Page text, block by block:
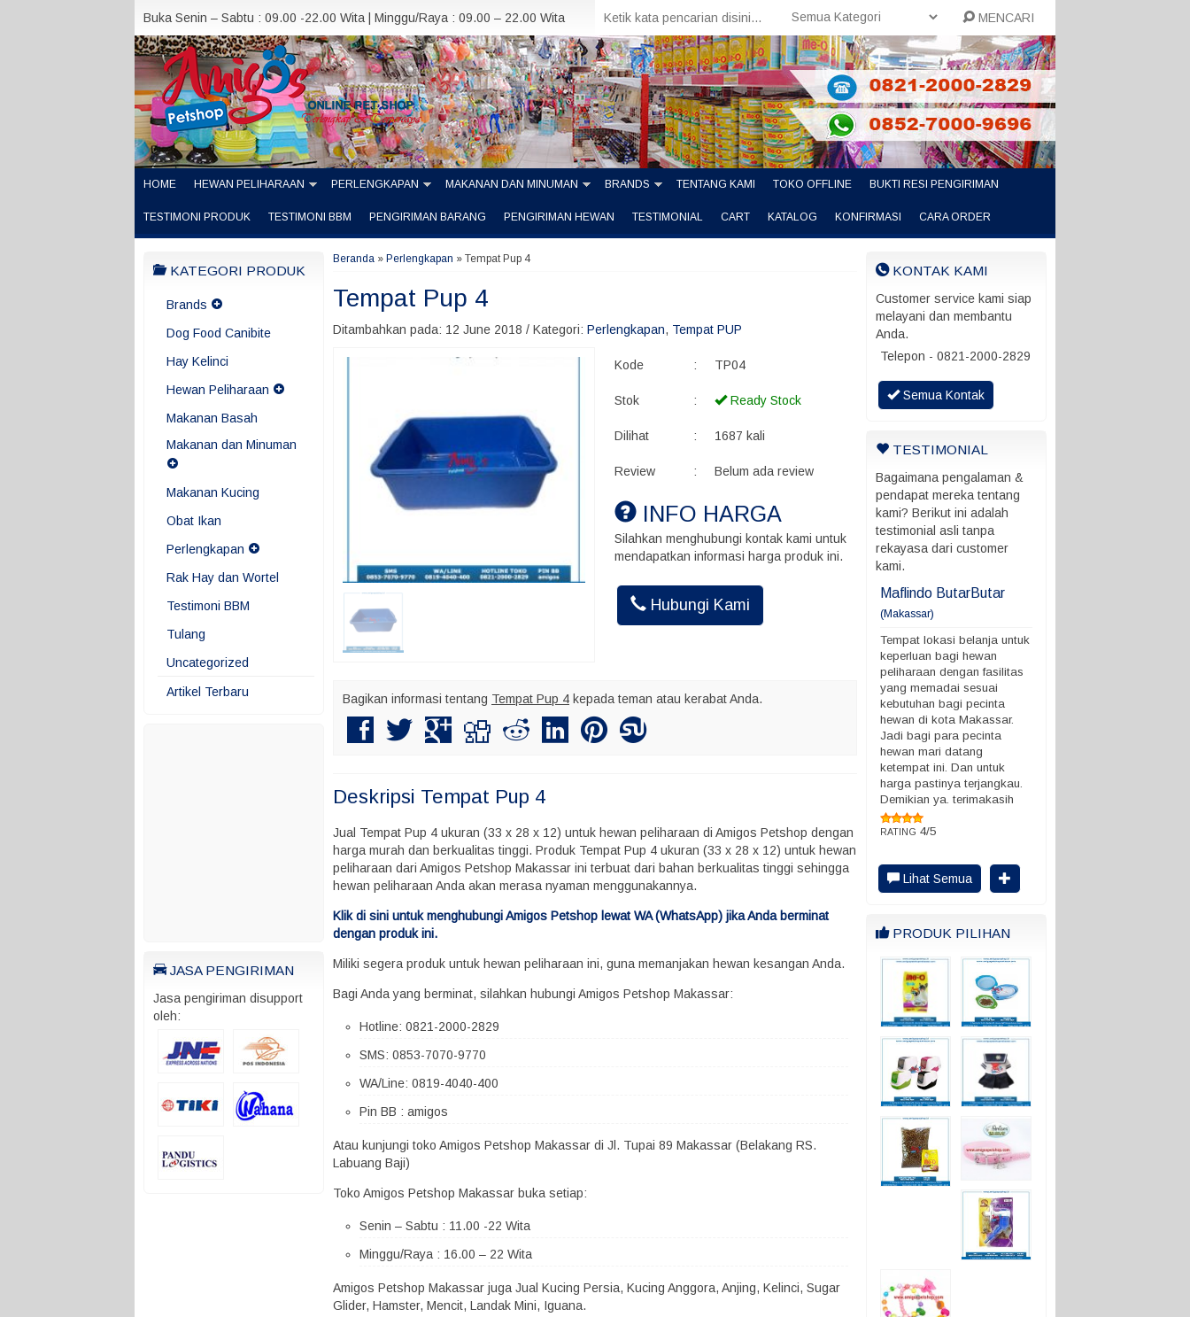
Buka Senin – Sabtu : 09.00 -22.00 Wita | Minggu/Raya : 09.00 – 22.00 Wita MENCARI
HOME HEWAN PELIHARAAN PERLENGKAPAN MAKANAN DAN MINUMAN BRANDS TENTANG KAMI TOKO OFFLINE BUKTI RESI PENGIRIMAN
TESTIMONI PRODUK TESTIMONI BBM PENGIRIMAN BARANG PENGIRIMAN HEWAN TESTIMONIAL CART KATALOG KONFIRMASI CARA ORDER
KATEGORI PRODUK
Brands
Dog Food Canibite
Hay Kelinci
Hewan Peliharaan
Makanan Basah
Makanan dan Minuman
Makanan Kucing
Obat Ikan
Perlengkapan
Rak Hay dan Wortel
Testimoni BBM
Tulang
Uncategorized
Artikel Terbaru
JASA PENGIRIMAN
Jasa pengiriman disupport
oleh:
Beranda » Perlengkapan » Tempat Pup 4
Tempat Pup 4
Ditambahkan pada: 12 June 2018 / Kategori: Perlengkapan, Tempat PUP
Kode : TP04
Stok : Ready Stock
Dilihat : 1687 kali
Review : Belum ada review
INFO HARGA
Silahkan menghubungi kontak kami untuk
mendapatkan informasi harga produk ini.
Hubungi Kami
Bagikan informasi tentang Tempat Pup 4 kepada teman atau kerabat Anda.
Deskripsi Tempat Pup 4
Jual Tempat Pup 4 ukuran (33 x 28 x 12) untuk hewan peliharaan di Amigos Petshop dengan
harga murah dan berkualitas tinggi. Produk Tempat Pup 4 ukuran (33 x 28 x 12) untuk hewan
peliharaan dari Amigos Petshop Makassar ini terbuat dari bahan berkualitas tinggi sehingga
hewan peliharaan Anda akan merasa nyaman menggunakannya.
Klik di sini untuk menghubungi Amigos Petshop lewat WA (WhatsApp) jika Anda berminat
dengan produk ini.
Miliki segera produk untuk hewan peliharaan ini, guna memanjakan hewan kesangan Anda.
Bagi Anda yang berminat, silahkan hubungi Amigos Petshop Makassar:
Hotline: 0821-2000-2829
SMS: 0853-7070-9770
WA/Line: 0819-4040-400
Pin BB : amigos
Atau kunjungi toko Amigos Petshop Makassar di Jl. Tupai 89 Makassar (Belakang RS.
Labuang Baji)
Toko Amigos Petshop Makassar buka setiap:
Senin – Sabtu : 11.00 -22 Wita
Minggu/Raya : 16.00 – 22 Wita
Amigos Petshop Makassar juga Jual Kucing Persia, Kucing Anggora, Anjing, Kelinci, Sugar
Glider, Hamster, Mencit, Landak Mini, Iguana.
KONTAK KAMI
Customer service kami siap
melayani dan membantu
Anda.
Telepon - 0821-2000-2829
Semua Kontak
TESTIMONIAL
Bagaimana pengalaman &
pendapat mereka tentang
kami? Berikut ini adalah
testimonial asli tanpa
rekayasa dari customer
kami.
Akhmad Insani
Kalo kirim burung ada batas
Maflindo ButarButar
(Makassar)
Tempat lokasi belanja untuk
keperluan bagi hewan
peliharaan dengan fasilitas
yang memadai sesuai
kebutuhan bagi pecinta
hewan di kota Makassar.
Jadi bagi para pecinta
hewan mari datang
ketempat ini. Dan untuk
harga pastinya terjangkau.
Demikian ya. terimakasih
RATING 4/5
Lihat Semua
PRODUK PILIHAN